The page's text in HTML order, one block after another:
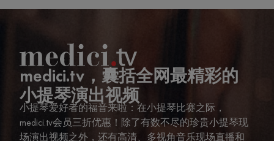
medici.tv，囊括全网最精彩的
小提琴演出视频
小提琴爱好者的福音来啦：在小提琴比赛之际，
medici.tv会员三折优惠！除了有数不尽的珍贵小提琴现
场演出视频之外，还有高清、多视角音乐现场直播和